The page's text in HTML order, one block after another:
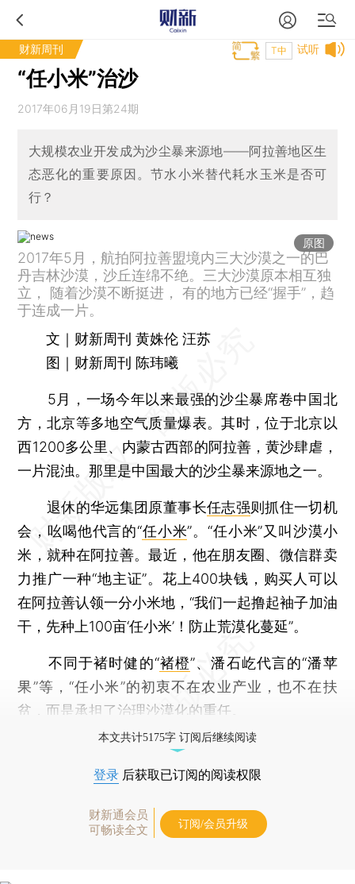
财新周刊 试听
T中
“任小米”治沙
2017年06月19日第24期
大规模农业开发成为沙尘暴来源地——阿拉善地区生
态恶化的重要原因。节水小米替代耗水玉米是否可
行？
原图
2017年5月，航拍阿拉善盟境内三大沙漠之一的巴
丹吉林沙漠，沙丘连绵不绝。三大沙漠原本相互独
立， 随着沙漠不断挺进， 有的地方已经“握手”，趋
于连成一片。
文｜财新周刊 黄姝伦 汪苏
图｜财新周刊 陈玮曦
5月，一场今年以来最强的沙尘暴席卷中国北
方，北京等多地空气质量爆表。其时，位于北京以
西1200多公里、内蒙古西部的阿拉善，黄沙肆虐，
一片混浊。那里是中国最大的沙尘暴来源地之一。
退休的华远集团原董事长任志强则抓住一切机
会，吆喝他代言的“任小米”。“任小米”又叫沙漠小
米，就种在阿拉善。最近，他在朋友圈、微信群卖
力推广一种“地主证”。花上400块钱，购买人可以
在阿拉善认领一分小米地，“我们一起撸起袖子加油
干，先种上100亩‘任小米’！防止荒漠化蔓延”。
不同于褚时健的“褚橙”、潘石屹代言的“潘苹
果”等，“任小米”的初衷不在农业产业，也不在扶
贫，而是承担了治理沙漠化的重任。
本文共计5175字 订阅后继续阅读
登录 后获取已订阅的阅读权限
财新通会员
可畅读全文
订阅/会员升级